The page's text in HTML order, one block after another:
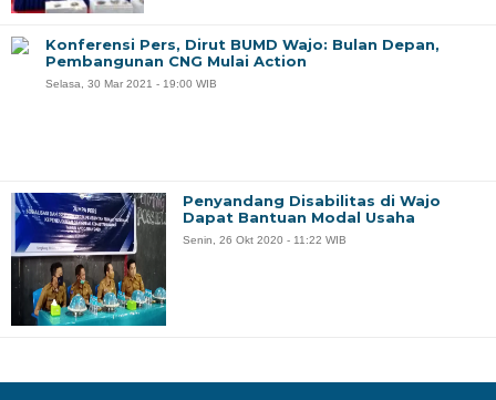
Konferensi Pers, Dirut BUMD Wajo: Bulan Depan,
Pembangunan CNG Mulai Action
Selasa, 30 Mar 2021 - 19:00 WIB
Penyandang Disabilitas di Wajo
Dapat Bantuan Modal Usaha
Senin, 26 Okt 2020 - 11:22 WIB